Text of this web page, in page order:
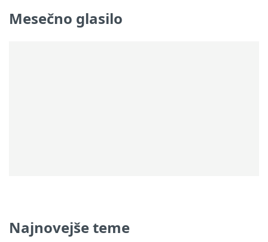
Mesečno glasilo
Najnovejše teme